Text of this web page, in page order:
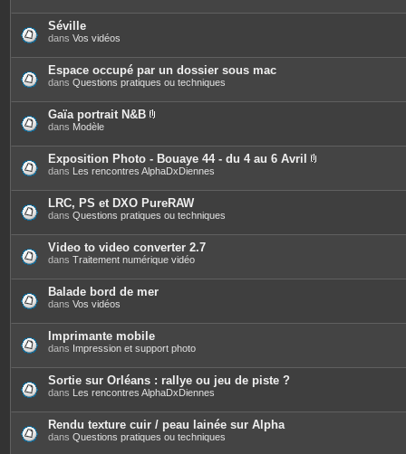
Séville
dans Vos vidéos
Espace occupé par un dossier sous mac
dans Questions pratiques ou techniques
Gaïa portrait N&B
è
c
e
s
j
o
i
n
t
e
s
dans Modèle
Exposition Photo - Bouaye 44 - du 4 au 6 Avril
è
j
t
dans Les rencontres AlphaDxDiennes
LRC, PS et DXO PureRAW
dans Questions pratiques ou techniques
Video to video converter 2.7
dans Traitement numérique vidéo
Balade bord de mer
dans Vos vidéos
Imprimante mobile
dans Impression et support photo
Sortie sur Orléans : rallye ou jeu de piste ?
dans Les rencontres AlphaDxDiennes
Rendu texture cuir / peau lainée sur Alpha
dans Questions pratiques ou techniques